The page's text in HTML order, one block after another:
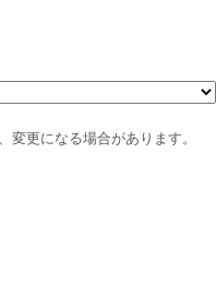
更になる場合があります。